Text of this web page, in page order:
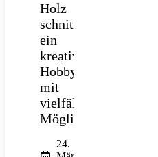
Holz
schnitzen:
ein
kreatives
Hobby
mit
vielfältigen
Möglichkeiten
24.